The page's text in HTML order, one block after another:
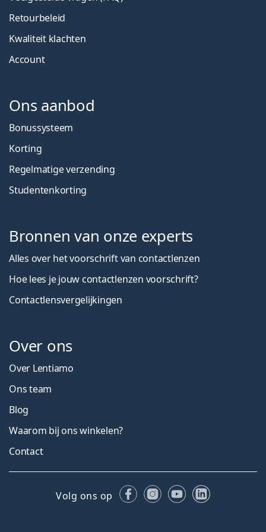
Retourbeleid
Kwaliteit klachten
Account
Ons aanbod
Bonussysteem
Korting
Regelmatige verzending
Studentenkorting
Bronnen van onze experts
Alles over het voorschrift van contactlenzen
Hoe lees je jouw contactlenzen voorschrift?
Contactlensvergelijkingen
Over ons
Over Lentiamo
Ons team
Blog
Waarom bij ons winkelen?
Contact
Volg ons op FacebookInstagram
YouTubeLinkedIn